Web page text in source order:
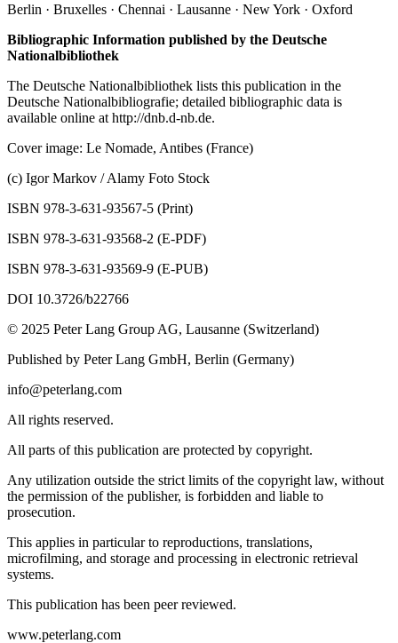
Berlin · Bruxelles · Chennai · Lausanne · New York · Oxford
Bibliographic Information published by the Deutsche
Nationalbibliothek
The Deutsche Nationalbibliothek lists this publication in the
Deutsche Nationalbibliografie; detailed bibliographic data is
available online at http://dnb.d-nb.de.
Cover image: Le Nomade, Antibes (France)
(c) Igor Markov / Alamy Foto Stock
ISBN 978-3-631-93567-5 (Print)
ISBN 978-3-631-93568-2 (E-PDF)
ISBN 978-3-631-93569-9 (E-PUB)
DOI 10.3726/b22766
© 2025 Peter Lang Group AG, Lausanne (Switzerland)
Published by Peter Lang GmbH, Berlin (Germany)
info@peterlang.com
All rights reserved.
All parts of this publication are protected by copyright.
Any utilization outside the strict limits of the copyright law, without
the permission of the publisher, is forbidden and liable to
prosecution.
This applies in particular to reproductions, translations,
microfilming, and storage and processing in electronic retrieval
systems.
This publication has been peer reviewed.
www.peterlang.com